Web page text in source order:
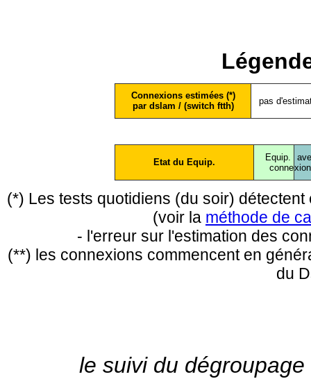
Connexions estimées (*)
par dslam / (switch ftth)
pas
Etat du Equip.
Equip.
conne
(*) Les tests quotidiens (du soir)
(voir la méthode de
- l'erreur sur l'estimation des
(**) les connexions commencent en
du
le suivi du